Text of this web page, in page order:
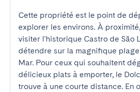
Cette propriété est le point de
explorer les environs. À
visiter l'historique Castro de São
détendre sur la magnifique plage
Mar. Pour ceux qui souhaitent
délicieux plats à emporter, le
trouve à une courte distance. En